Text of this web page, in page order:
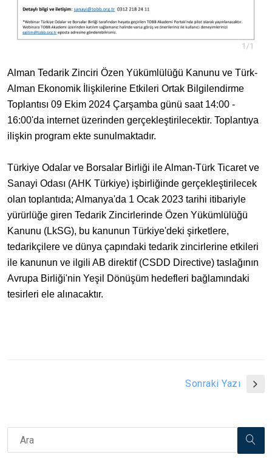
Alman Tedarik Zinciri Özen Yükümlülüğü Kanunu ve Türk-
Alman Ekonomik İlişkilerine Etkileri Ortak Bilgilendirme
Toplantısı 09 Ekim 2024 Çarşamba günü saat 14:00 -
16:00'da internet üzerinden gerçekleştirilecektir. Toplantıya
ilişkin program ekte sunulmaktadır.
Türkiye Odalar ve Borsalar Birliği ile Alman-Türk Ticaret ve
Sanayi Odası (AHK Türkiye) işbirliğinde gerçekleştirilecek
olan toplantıda; Almanya'da 1 Ocak 2023 tarihi itibariyle
yürürlüğe giren Tedarik Zincirlerinde Özen Yükümlülüğü
Kanunu (LkSG), bu kanunun Türkiye'deki şirketlere,
tedarikçilere ve dünya çapındaki tedarik zincirlerine etkileri
ile kanunun ve ilgili AB direktif (CSDD Directive) taslağının
Avrupa Birliği'nin Yeşil Dönüşüm hedefleri bağlamındaki
tesirleri ele alınacaktır.
Sonraki Yazı